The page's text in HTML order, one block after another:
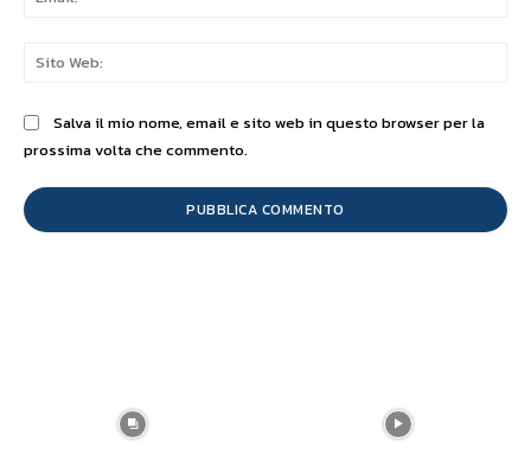
Salva il mio nome, email e sito web in questo browser per la
prossima volta che commento.